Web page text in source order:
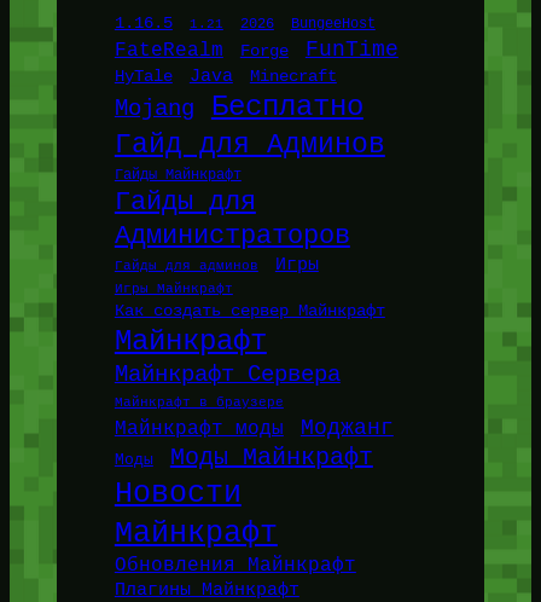
1.16.5 1.21 2026 BungeeHost
FateRealm Forge FunTime
HyTale Java Minecraft
Mojang Бесплатно
Гайд для Админов
Гайды Майнкрафт
Гайды для
Администраторов
Гайды для админов Игры
Игры Майнкрафт
Как создать сервер Майнкрафт
Майнкрафт
Майнкрафт Сервера
Майнкрафт в браузере
Майнкрафт моды Моджанг
Моды Моды Майнкрафт
Новости
Майнкрафт
Обновления Майнкрафт
Плагины Майнкрафт